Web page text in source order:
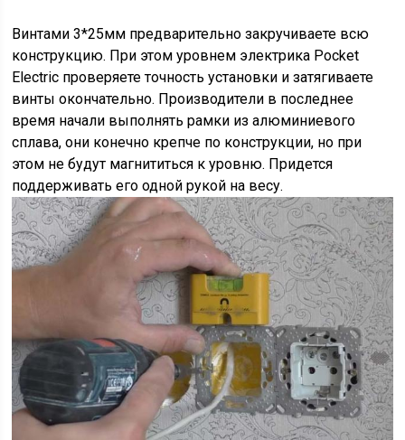
Винтами 3*25мм предварительно закручиваете всю
конструкцию. При этом уровнем электрика Pocket
Electric проверяете точность установки и затягиваете
винты окончательно. Производители в последнее
время начали выполнять рамки из алюминиевого
сплава, они конечно крепче по конструкции, но при
этом не будут магнититься к уровню. Придется
поддерживать его одной рукой на весу.